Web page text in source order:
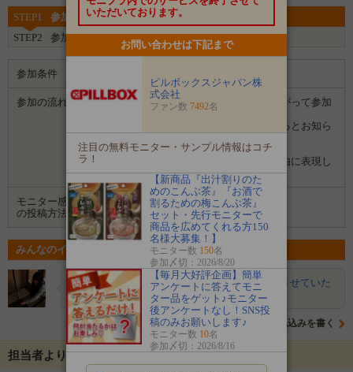
STEP1
参加登録をする
STEP2
参加完了
参加条件
参加の流れ
１．「参加する」ボタンから画面にしたがって参加
２．募集期間の終了後、企業から選ばれるとお知ら
３．企業から商品などが届きます。
４．試していただいた感想や口コミを自由に表現し
て投稿してください。
モニター感想
の投稿方法
Instagram
みんなのイベントの意気込み
レイ 顔出しＯＫです！ あたったら精一杯紹介させていた
だきます。 ぜひ試…
意気込みを書く
担当者よりメッセージ
いただいております。
お問い合わせは下記まで
ピルボックスジャパン株
式会社
ファン数 7492名
注目の無料モニター・サンプル情報はコチ
ラ！
【新商品『出汁割りのた
めのこんぶ茶』『お酒で
割るための梅こんぶ茶』
セット・先行モニターで
商品を広めてくれる方150
名様大募集！】
モニター数 150名
参加〆切：2026/8/20
【毎月大好評企画】簡単
アンケートに答えてモニ
ター品をゲット♪モニター
後アンケートなし！SNS投
稿のみお願いします♪
モニター数 10名
参加〆切：2026/8/16